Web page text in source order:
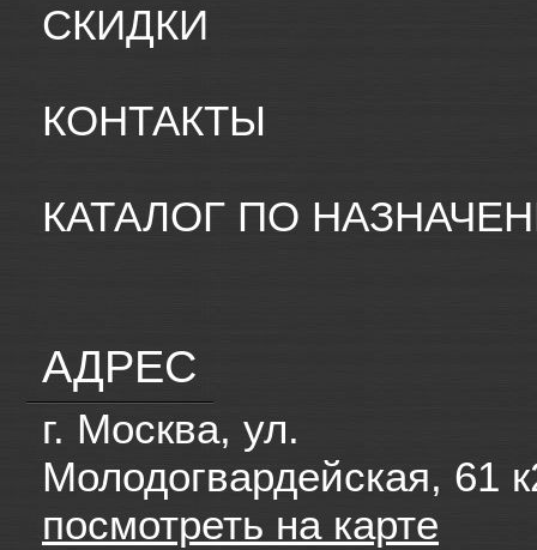
СКИДКИ
КОНТАКТЫ
КАТАЛОГ ПО
АДРЕС
г. Москва, ул.
Молодогвардейская, 61
посмотреть на карте